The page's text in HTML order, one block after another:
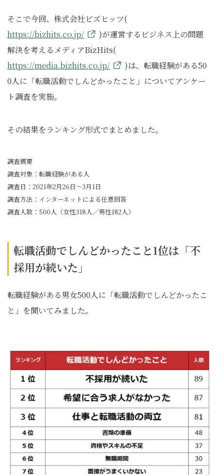
そこで今回、株式会社ビズヒッツ(
https://bizhits.co.jp/
)が運営するビジネス上の問題
解決を考えるメディアBizHits(
https://media.bizhits.co.jp/
)は、転職経験がある50
0人に「転職活動でしんどかったこと」についてアンケー
ト調査を実施。
その結果をランキング形式でまとめました。
調査概要
調査対象：転職経験がある人
調査日：2021年2月26日～3月1日
調査方法：インターネットによる任意回答
調査人数：500人（女性318人／男性182人）
転職活動でしんどかったこと1位は「不
採用が続いた」
転職経験がある男女500人に「転職活動でしんどかったこ
と」を聞いてみました。